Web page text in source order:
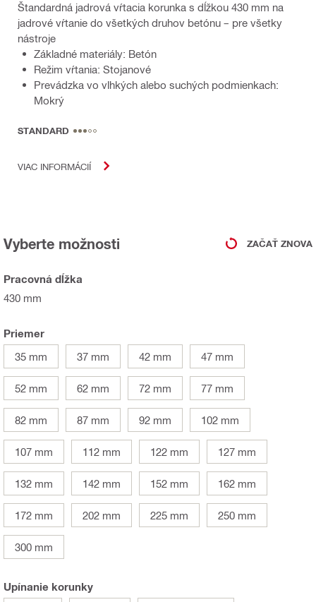
Štandardná jadrová vŕtacia korunka s dĺžkou 430 mm na
jadrové vŕtanie do všetkých druhov betónu – pre všetky
nástroje
Základné materiály: Betón
Režim vŕtania: Stojanové
Prevádzka vo vlhkých alebo suchých podmienkach:
Mokrý
STANDARD
VIAC INFORMÁCIÍ
Vyberte možnosti ZAČAŤ ZNOVA
Pracovná dĺžka
430 mm
Priemer
35 mm
37 mm 42 mm 47 mm
52 mm 62 mm 72 mm 77 mm
82 mm 87 mm 92 mm 102 mm
107 mm 112 mm 122 mm 127 mm
132 mm 142 mm 152 mm 162 mm
172 mm 202 mm 225 mm 250 mm
300 mm
Upínanie korunky